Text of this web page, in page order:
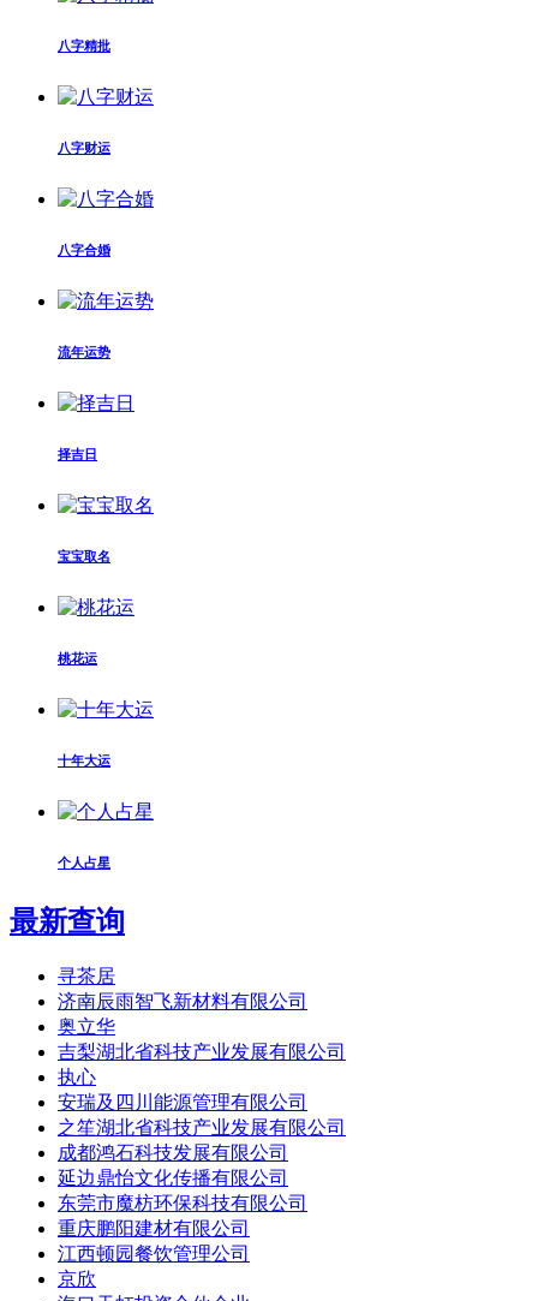
八字精批
八字财运
八字合婚
流年运势
择吉日
宝宝取名
桃花运
十年大运
个人占星
最新查询
寻茶居
济南辰雨智飞新材料有限公司
奥立华
吉梨湖北省科技产业发展有限公司
执心
安瑞及四川能源管理有限公司
之笙湖北省科技产业发展有限公司
成都鸿石科技发展有限公司
延边鼎怡文化传播有限公司
东莞市魔枋环保科技有限公司
重庆鹏阳建材有限公司
江西顿园餐饮管理公司
京欣